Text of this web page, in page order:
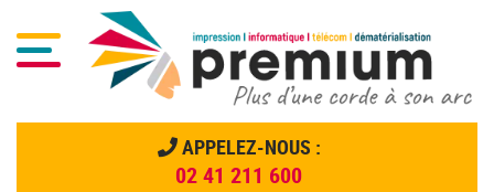
APPELEZ-NOUS :
02 41 211 600
Menu